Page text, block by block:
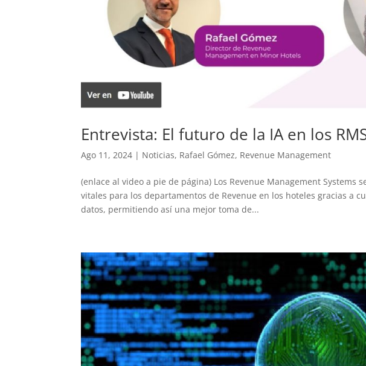
Entrevista: El futuro de la IA en los
Ago 11, 2024 | Noticias, Rafael Gómez, Revenue Management
(enlace al video a pie de página) Los Revenue Management Systems
vitales para los departamentos de Revenue en los hoteles gracias a
datos, permitiendo así una mejor toma de...